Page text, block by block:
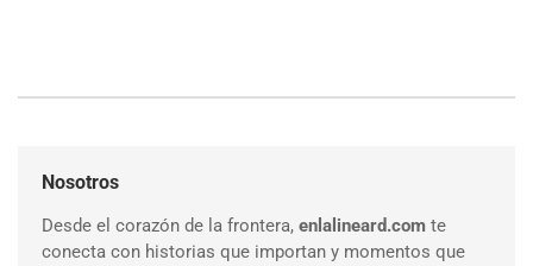
Nosotros
Desde el corazón de la frontera, enlalineard.com te
conecta con historias que importan y momentos que